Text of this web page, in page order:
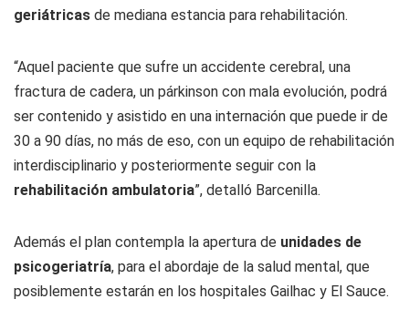
geriátricas de mediana estancia para rehabilitación.
“Aquel paciente que sufre un accidente cerebral, una
fractura de cadera, un párkinson con mala evolución, podrá
ser contenido y asistido en una internación que puede ir de
30 a 90 días, no más de eso, con un equipo de rehabilitación
interdisciplinario y posteriormente seguir con la
rehabilitación ambulatoria”, detalló Barcenilla.
Además el plan contempla la apertura de unidades de
psicogeriatría, para el abordaje de la salud mental, que
posiblemente estarán en los hospitales Gailhac y El Sauce.